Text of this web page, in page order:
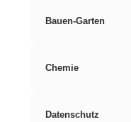
Bauen-Garten
Chemie
Datenschutz